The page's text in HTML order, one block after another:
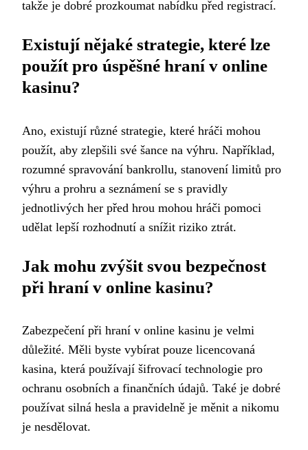
takže je dobré prozkoumat nabídku před registrací.
Existují nějaké strategie, které lze
použít pro úspěšné hraní v online
kasinu?
Ano, existují různé strategie, které hráči mohou
použít, aby zlepšili své šance na výhru. Například,
rozumné spravování bankrollu, stanovení limitů pro
výhru a prohru a seznámení se s pravidly
jednotlivých her před hrou mohou hráči pomoci
udělat lepší rozhodnutí a snížit riziko ztrát.
Jak mohu zvýšit svou bezpečnost
při hraní v online kasinu?
Zabezpečení při hraní v online kasinu je velmi
důležité. Měli byste vybírat pouze licencovaná
kasina, která používají šifrovací technologie pro
ochranu osobních a finančních údajů. Také je dobré
používat silná hesla a pravidelně je měnit a nikomu
je nesdělovat.